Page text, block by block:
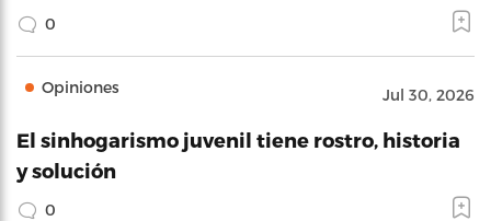
0
Opiniones Jul 30, 2026
El sinhogarismo juvenil tiene rostro, historia
y solución
0